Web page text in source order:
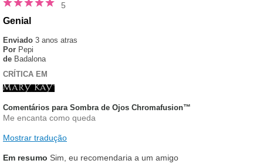
5
Genial
Enviado 3 anos atras
Por Pepi
de Badalona
CRÍTICA EM
Comentários para Sombra de Ojos Chromafusion™
Me encanta como queda
Mostrar tradução
Em resumo Sim, eu recomendaria a um amigo